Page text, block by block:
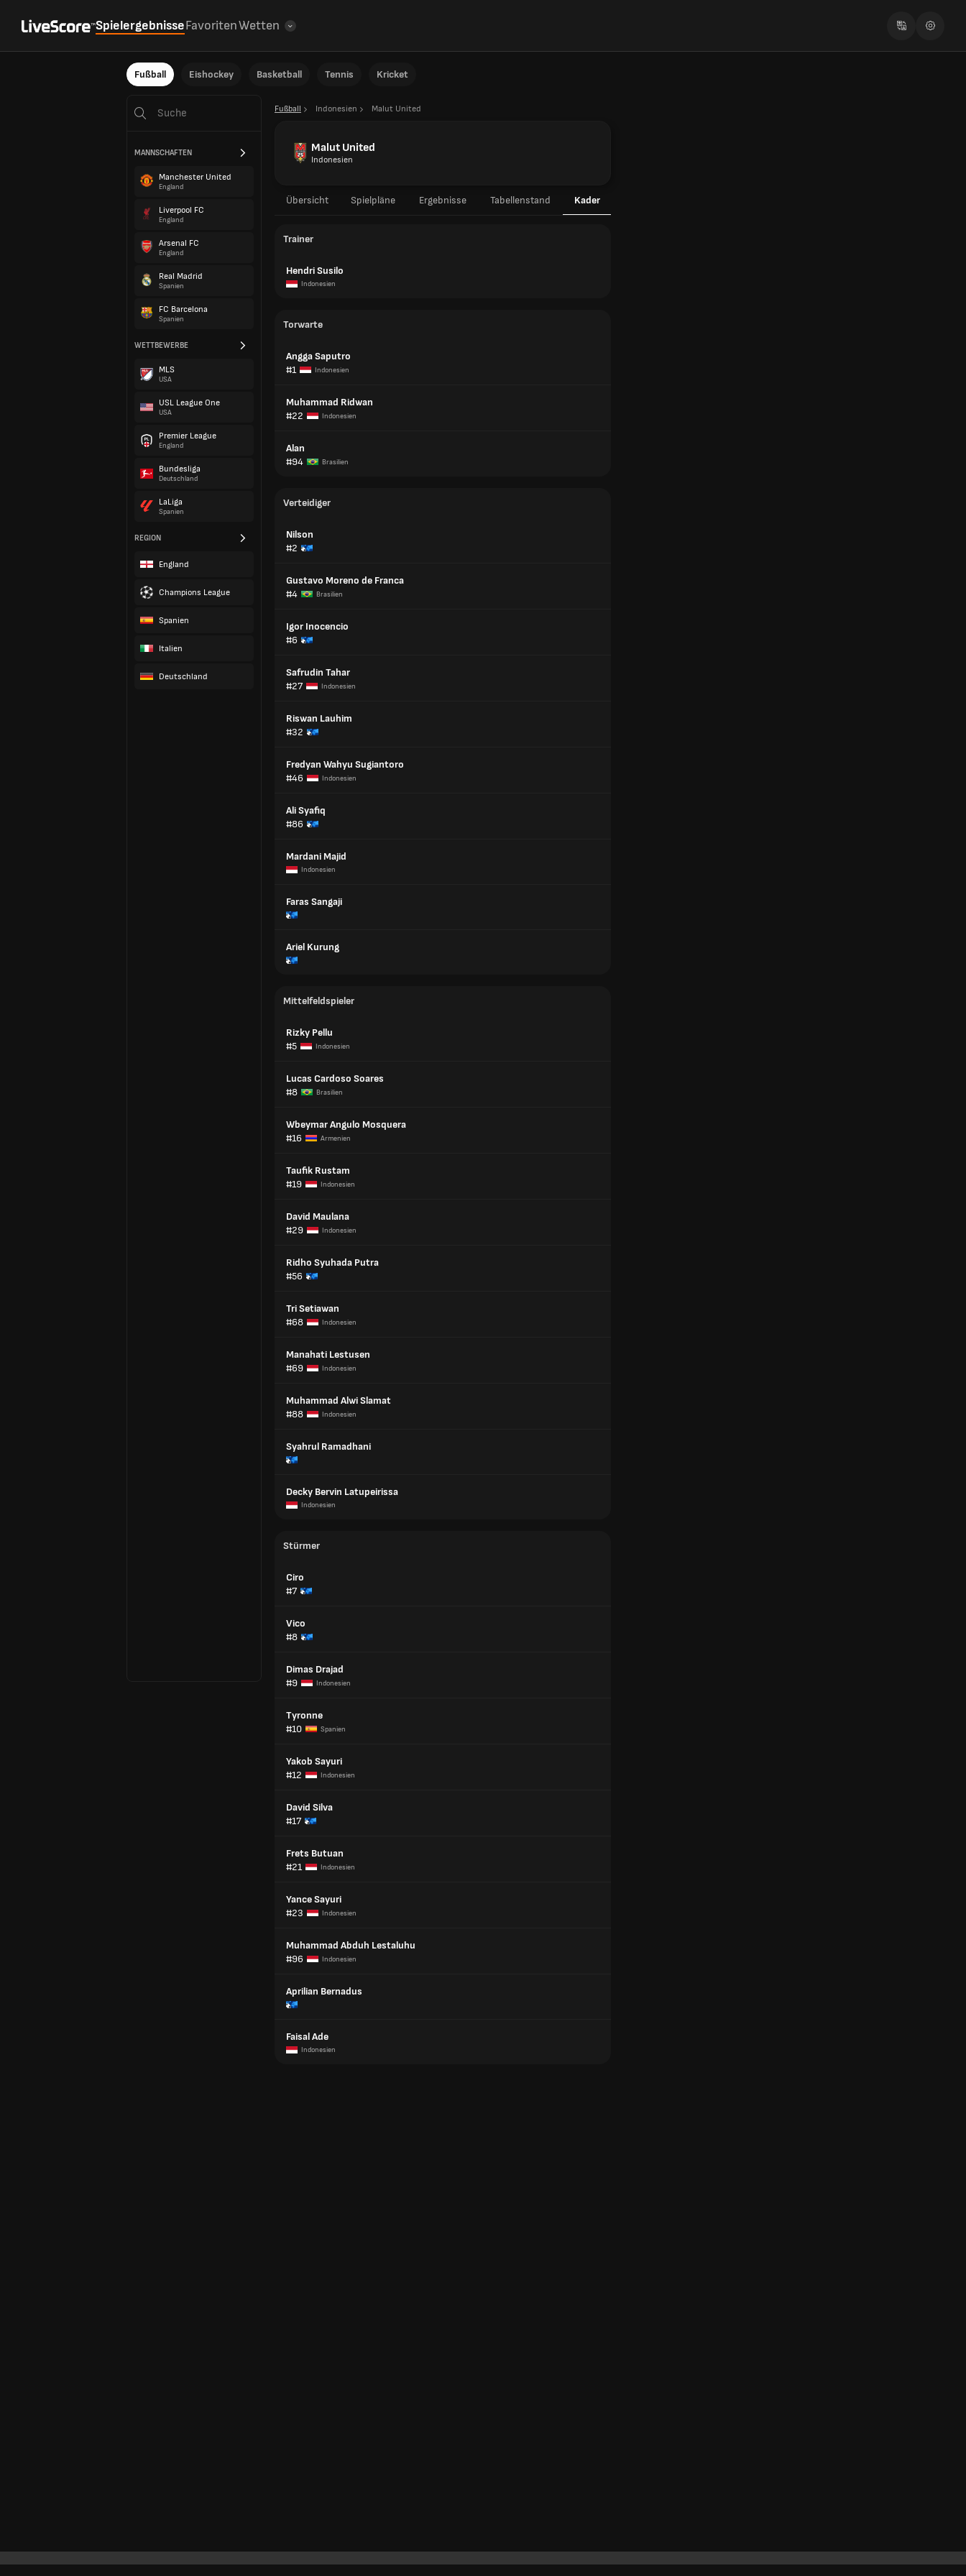
SpielergebnisseFavoritenWetten
Fußball Eishockey Basketball Tennis Kricket
MANNSCHAFTEN
Manchester United
England
Liverpool FC
England
Arsenal FC
England
Real Madrid
Spanien
FC Barcelona
Spanien
WETTBEWERBE
MLS
USA
USL League One
USA
Premier League
England
Bundesliga
Deutschland
LaLiga
Spanien
REGION
England
Champions League
Spanien
Italien
Deutschland
Fußball Indonesien Malut United
Malut United
Indonesien
Übersicht Spielpläne Ergebnisse Tabellenstand Kader
Trainer
Hendri Susilo
Indonesien
Torwarte
Angga Saputro
#1
Indonesien
Muhammad Ridwan
#22
Indonesien
Alan
#94
Brasilien
Verteidiger
Nilson
#2
Gustavo Moreno de Franca
#4
Brasilien
Igor Inocencio
#6
Safrudin Tahar
#27
Indonesien
Riswan Lauhim
#32
Fredyan Wahyu Sugiantoro
#46
Indonesien
Ali Syafiq
#86
Mardani Majid
Indonesien
Faras Sangaji
Ariel Kurung
Mittelfeldspieler
Rizky Pellu
#5
Indonesien
Lucas Cardoso Soares
#8
Brasilien
Wbeymar Angulo Mosquera
#16
Armenien
Taufik Rustam
#19
Indonesien
David Maulana
#29
Indonesien
Ridho Syuhada Putra
#56
Tri Setiawan
#68
Indonesien
Manahati Lestusen
#69
Indonesien
Muhammad Alwi Slamat
#88
Indonesien
Syahrul Ramadhani
Decky Bervin Latupeirissa
Indonesien
Stürmer
Ciro
#7
Vico
#8
Dimas Drajad
#9
Indonesien
Tyronne
#10
Spanien
Yakob Sayuri
#12
Indonesien
David Silva
#17
Frets Butuan
#21
Indonesien
Yance Sayuri
#23
Indonesien
Muhammad Abduh Lestaluhu
#96
Indonesien
Aprilian Bernadus
Faisal Ade
Indonesien